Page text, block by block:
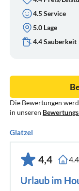
4.5 Service
5.0 Lage
4.4 Sauberkeit
Die Bewertungen
in unseren
Glatzel
4,4 4.4
Urlaub im